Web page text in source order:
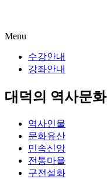
Menu
수강안내
강좌안내
대덕의 역사문화
역사인물
문화유산
민속신앙
전통마을
구전설화